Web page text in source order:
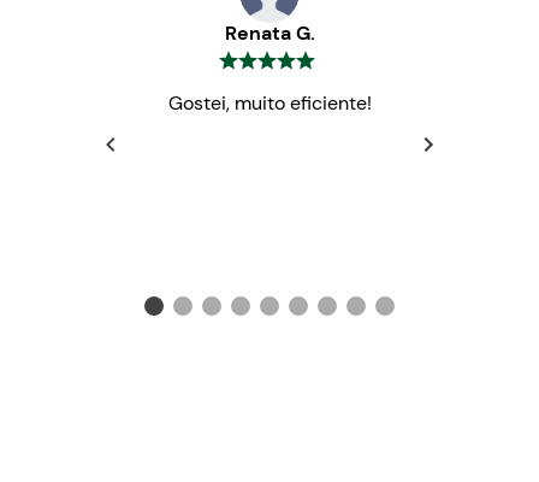
Renata G.
Gostei, muito eficiente!